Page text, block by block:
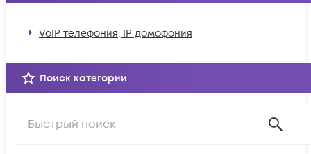
VoIP телефония, IP домофония
Поиск категории